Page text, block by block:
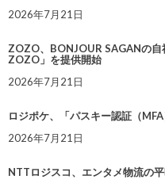
2026年7月21日
ZOZO、BONJOUR SAGANの
ZOZO」を提供開始
2026年7月21日
ロジポケ、「パスキー認証（
2026年7月21日
NTTロジスコ、エンタメ物流の